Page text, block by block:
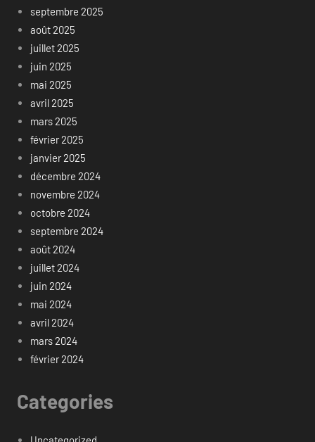
septembre 2025
août 2025
juillet 2025
juin 2025
mai 2025
avril 2025
mars 2025
février 2025
janvier 2025
décembre 2024
novembre 2024
octobre 2024
septembre 2024
août 2024
juillet 2024
juin 2024
mai 2024
avril 2024
mars 2024
février 2024
Categories